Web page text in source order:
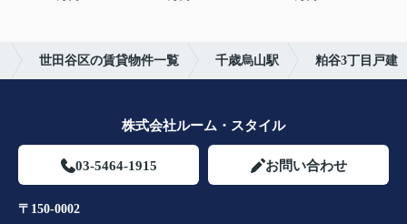
世田谷区の賃貸物件一覧 千歳烏山駅 粕谷3丁目戸建
株式会社ルーム・スタイル
03-5464-1915 お問い合わせ
〒150-0002